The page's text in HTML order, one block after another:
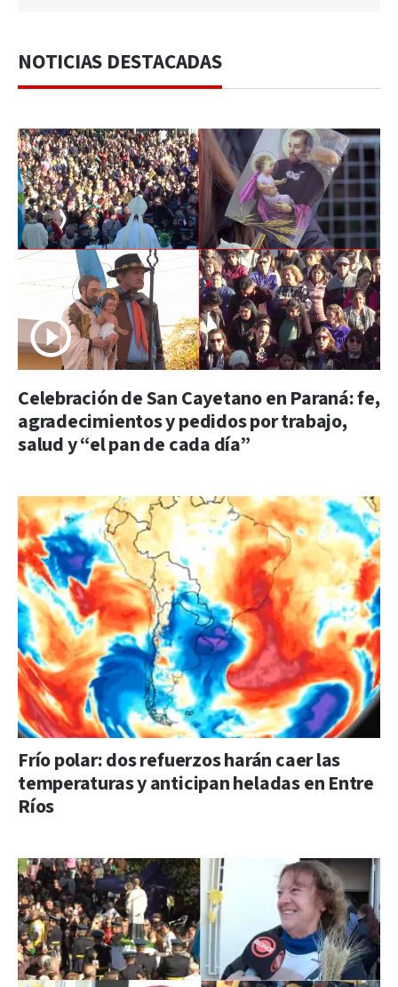
NOTICIAS DESTACADAS
Celebración de San Cayetano en Paraná: fe,
agradecimientos y pedidos por trabajo,
salud y “el pan de cada día”
Frío polar: dos refuerzos harán caer las
temperaturas y anticipan heladas en Entre
Ríos